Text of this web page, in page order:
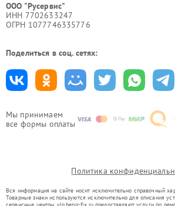
Мы принимаем
все формы оплаты
ООО "Русервис"
ИНН 7702633247
ОГРН 1077746335776
Поделиться в соц. сетях:
Политика
Вся информация на сайте носит исключительно справочный
Товарные знаки используются исключительно для описания